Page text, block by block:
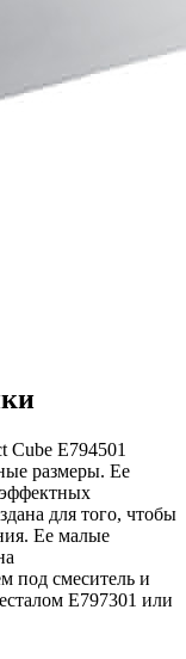
Cube E794501
размеры. Ее
для того, чтобы
Ее малые
под смеситель и
E797301 или